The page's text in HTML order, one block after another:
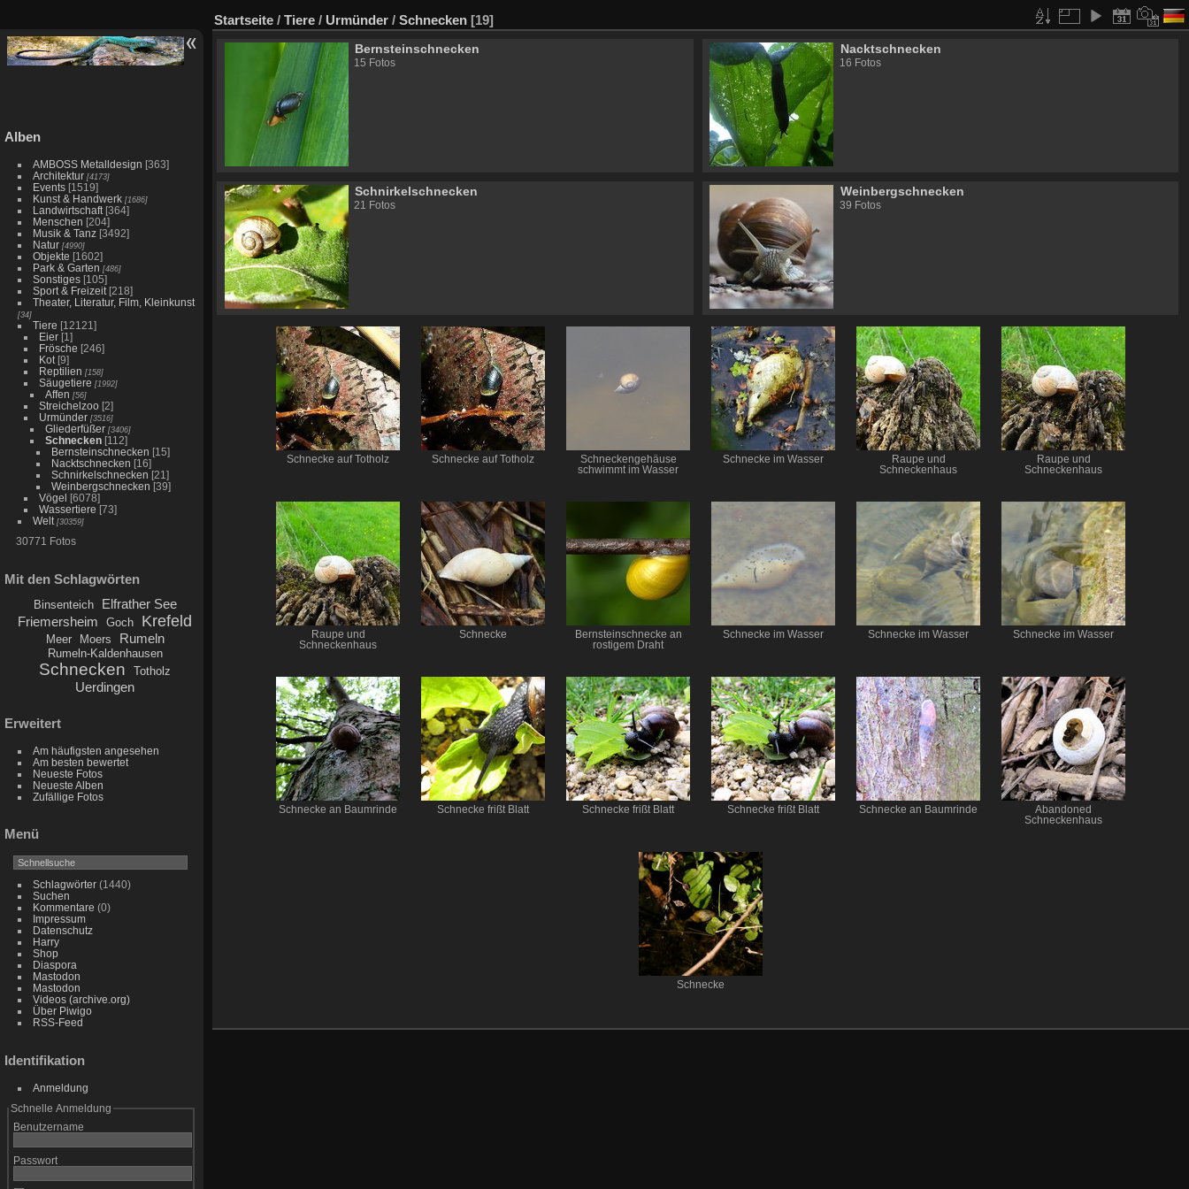
Alben
AMBOSS Metalldesign [363]
Architektur [4173]
Events [1519]
Kunst & Handwerk [1686]
Landwirtschaft [364]
Menschen [204]
Musik & Tanz [3492]
Natur [4990]
Objekte [1602]
Park & Garten [486]
Sonstiges [105]
Sport & Freizeit [218]
Theater, Literatur, Film, Kleinkunst
[34]
Tiere [12121]
Eier [1]
Frösche [246]
Kot [9]
Reptilien [158]
Säugetiere [1992]
Affen [56]
Streichelzoo [2]
Urmünder [3516]
Gliederfüßer [3406]
Schnecken [112]
Bernsteinschnecken [15]
Nacktschnecken [16]
Schnirkelschnecken [21]
Weinbergschnecken [39]
Vögel [6078]
Wassertiere [73]
Welt [30359]
30771 Fotos
Mit den Schlagwörten
Binsenteich
Elfrather See
Friemersheim
Goch Krefeld
Meer Moers Rumeln
Rumeln-Kaldenhausen
Schnecken Totholz
Uerdingen
Erweitert
Am häufigsten angesehen
Am besten bewertet
Neueste Fotos
Neueste Alben
Zufällige Fotos
Menü
Schlagwörter(1440)
Suchen
Kommentare (0)
Impressum
Datenschutz
Harry
Shop
Diaspora
Mastodon
Mastodon
Videos (archive.org)
Über Piwigo
RSS-Feed
Identifikation
Anmeldung
Schnelle Anmeldung
Benutzername
Passwort
Startseite / Tiere / Urmünder / Schnecken [19]
Bernsteinschnecken
15 Fotos
Nacktschnecken
16 Fotos
Schnirkelschnecken
21 Fotos
Weinbergschnecken
39 Fotos
Schnecke auf Totholz Schnecke auf Totholz
Schneckengehäuse
schwimmt im Wasser
Schnecke im Wasser
Raupe und
Schneckenhaus
Raupe und
Schneckenhaus
Raupe und
Schneckenhaus
Schnecke
Bernsteinschnecke an
rostigem Draht
Schnecke im Wasser Schnecke im Wasser Schnecke im Wasser
Schnecke an Baumrinde Schnecke frißt Blatt Schnecke frißt Blatt Schnecke frißt Blatt Schnecke an Baumrinde
Abandoned
Schneckenhaus
Schnecke